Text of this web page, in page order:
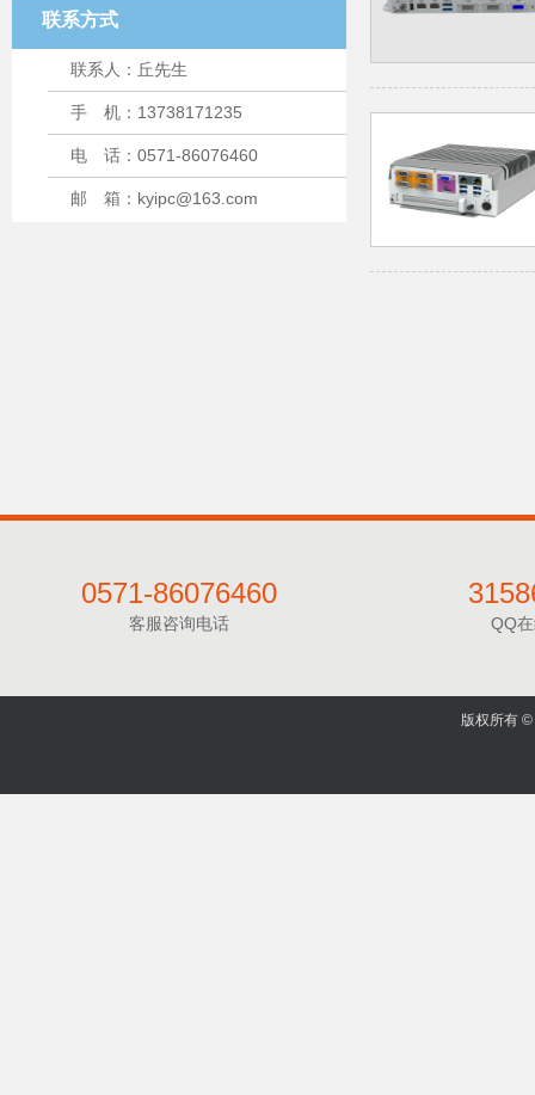
联系方式
联系人：丘先生
手 机：13738171235
电 话：0571-86076460
邮 箱：kyipc@163.com
0571-86076460
客服咨询电话 QQ
版权所有